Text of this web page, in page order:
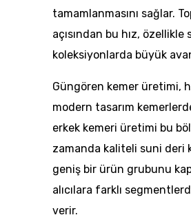
tamamlanmasını sağlar.
açısından bu hız, özellikle
koleksiyonlarda büyük
Güngören kemer üretimi,
modern tasarım
erkek kemeri üretimi bu
zamanda kaliteli suni deri
geniş bir ürün grubunu
alıcılara farklı
verir.